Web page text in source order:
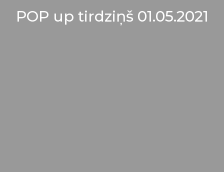
POP up tirdziņš 01.05.2021